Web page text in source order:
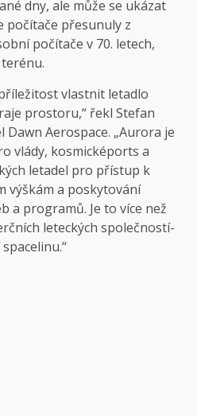
dny, ale může se ukázat
počítače přesunuly z
počítače v 70. letech,
vlastnit letadlo
prostoru,“ řekl Stefan
Aerospace. „Aurora je
vlády, kosmickéports a
letadel pro přístup k
výškám a poskytování
a programů. Je to více než
leteckých společností-